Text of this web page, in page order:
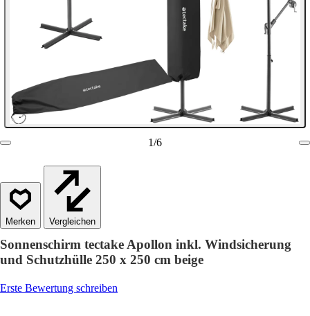
1/6
Vergleichen
Sonnenschirm tectake Apollon inkl. Windsicherung
und Schutzhülle 250 x 250 cm beige
Erste Bewertung schreiben